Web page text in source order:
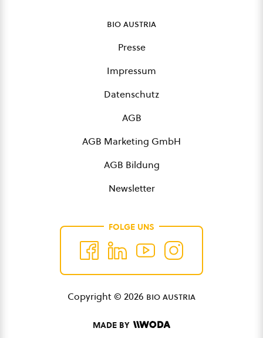
bio austria
Presse
Impressum
Datenschutz
AGB
AGB Marketing GmbH
AGB Bildung
Newsletter
FOLGE UNS
Copyright © 2026 bio austria
MADE BY